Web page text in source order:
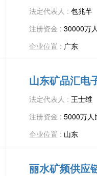
法定代表人 : 包兆芊
注册资金 : 30000万
企业位置 : 广东
山东矿品汇电
法定代表人 : 王士维
注册资金 : 5000万人
企业位置 : 山东
丽水矿频供应